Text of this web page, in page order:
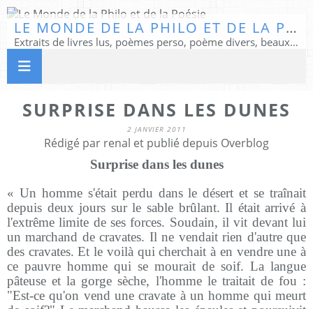
LE MONDE DE LA PHILO ET DE LA POÉSIE
Extraits de livres lus, poèmes perso, poème divers, beaux textes...
SURPRISE DANS LES DUNES
2 JANVIER 2011
Rédigé par renal et publié depuis Overblog
Surprise dans les dunes
« Un homme s'était perdu dans le désert et se traînait
depuis deux jours sur le sable brûlant. Il était arrivé à
l'extrême limite de ses forces. Soudain, il vit devant lui
un marchand de cravates. Il ne vendait rien d'autre que
des cravates. Et le voilà qui cherchait à en vendre une à
ce pauvre homme qui se mourait de soif. La langue
pâteuse et la gorge sèche, l'homme le traitait de fou :
"Est-ce qu'on vend une cravate à un homme qui meurt